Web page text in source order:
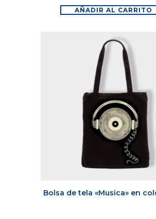
AÑADIR AL CARRITO
Bolsa de tela «Musica» en